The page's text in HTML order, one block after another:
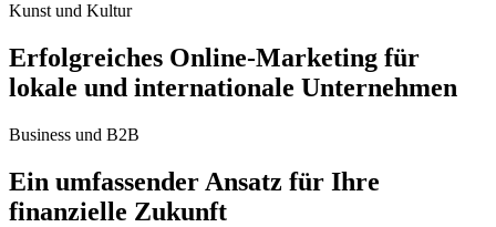
Kunst und Kultur
Erfolgreiches Online-Marketing für
lokale und internationale Unternehmen
Business und B2B
Ein umfassender Ansatz für Ihre
finanzielle Zukunft